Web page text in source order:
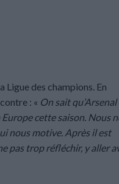
des champions. En
: « On sait qu’Arsenal
Europe cette saison. Nous
nous motive. Après il est
pas trop réfléchir, y aller